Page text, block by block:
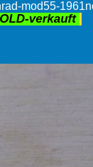
mod55-